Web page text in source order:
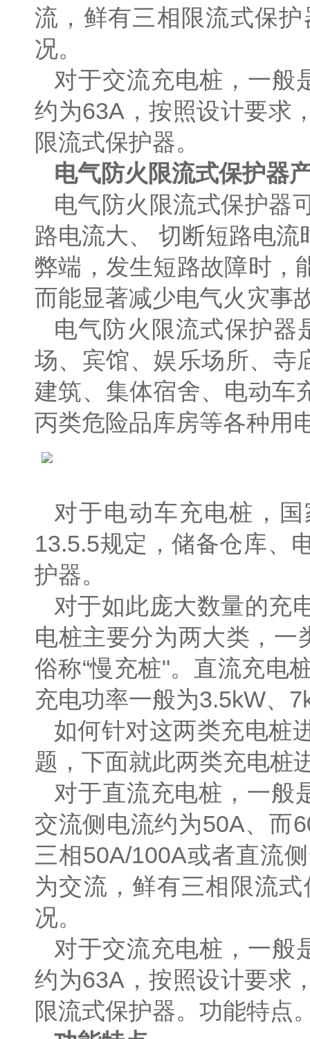
流，鲜有三相限流式保
况。
对于交流充电桩，一般
约为63A，按照设计要求
限流式保护器。
电气防火限流式保护器
电气防火限流式保护器
路电流大、 切断短路电
弊端，发生短路故障时，
而能显著减少电气火灾事
电气防火限流式保护器
场、宾馆、娱乐场所、寺
建筑、集体宿舍、电动车
丙类危险品库房等各种用
对于电动车充电桩，
13.5.5规定，储备仓库、
护器。
对于如此庞大数量的充
电桩主要分为两大类，一
俗称“慢充桩"。直流充电
充电功率一般为3.5kW、
如何针对这两类充电桩
题，下面就此两类充电桩
对于直流充电桩，一般
交流侧电流约为50A、而
三相50A/100A或者直流
为交流，鲜有三相限流
况。
对于交流充电桩，一般
约为63A，按照设计要求
限流式保护器。功能特点